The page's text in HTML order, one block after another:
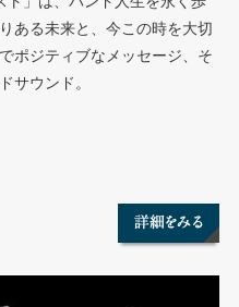
ある未来と、今この時を大切
ポジティブなメッセージ、そ
サウンド。